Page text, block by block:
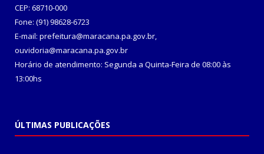
CEP: 68710-000
Fone: (91) 98628-6723
E-mail: prefeitura@maracana.pa.gov.br,
ouvidoria@maracana.pa.gov.br
Horário de atendimento: Segunda a Quinta-Feira de 08:00 às
13:00hs
ÚLTIMAS PUBLICAÇÕES